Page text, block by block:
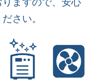
さい。